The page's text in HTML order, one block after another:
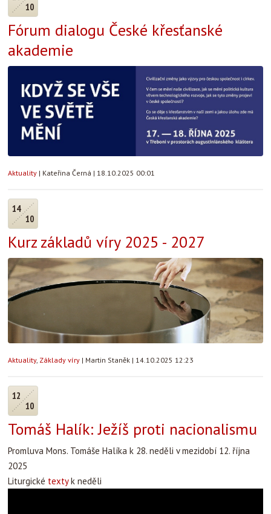
10
Fórum dialogu České křesťanské
akademie
Aktuality | Kateřina Černá | 18.10.2025 00:01
14
10
Kurz základů víry 2025 - 2027
Aktuality, Základy víry | Martin Staněk | 14.10.2025 12:23
12
10
Tomáš Halík: Ježíš proti nacionalismu
Promluva Mons. Tomáše Halíka k 28. neděli v mezidobí 12. října
2025
Liturgické textyk neděli